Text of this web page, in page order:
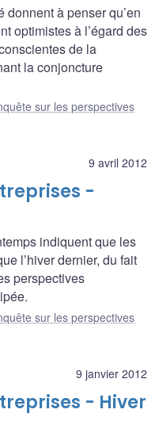
donnent à penser qu’en
optimistes à l’égard des
de la
la conjoncture
sur les perspectives
9 avril 2012
-
indiquent que les
l’hiver dernier, du fait
perspectives
sur les perspectives
9 janvier 2012
- Hiver